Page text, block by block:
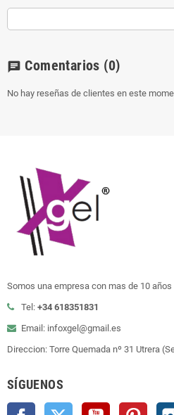
chat Comentarios (0)
No hay reseñas de clientes en este
Somos una empresa con mas de 10 años
Tel: +34 618351831
Email: infoxgel@gmail.es
Direccion: Torre Quemada nº 31 Utrera
SÍGUENOS
Facebook Twitter YouTube